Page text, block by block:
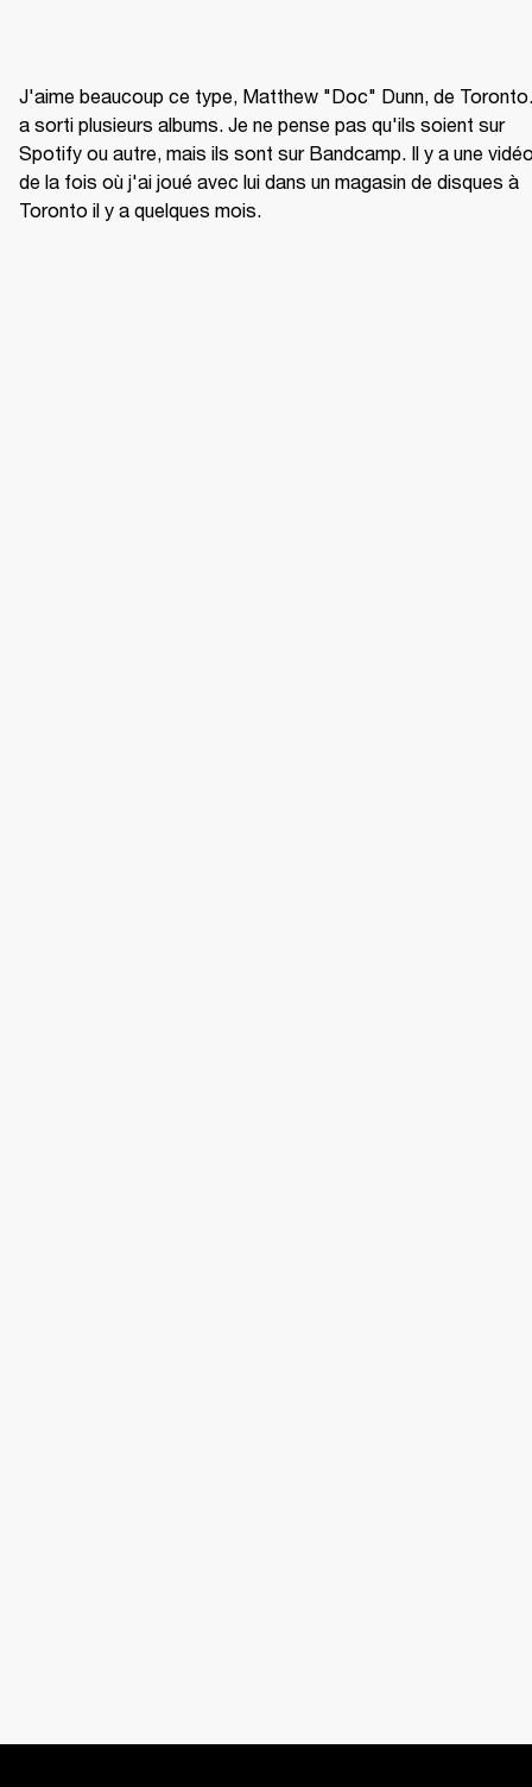
J'aime beaucoup ce type, Matthew "Doc" Dunn, de
a sorti plusieurs albums. Je ne pense pas qu'ils soient sur
Spotify ou autre, mais ils sont sur Bandcamp. Il y a une
de la fois où j'ai joué avec lui dans un magasin de disques à
Toronto il y a quelques mois.